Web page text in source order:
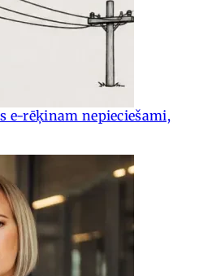
e-rēķinam nepieciešami,